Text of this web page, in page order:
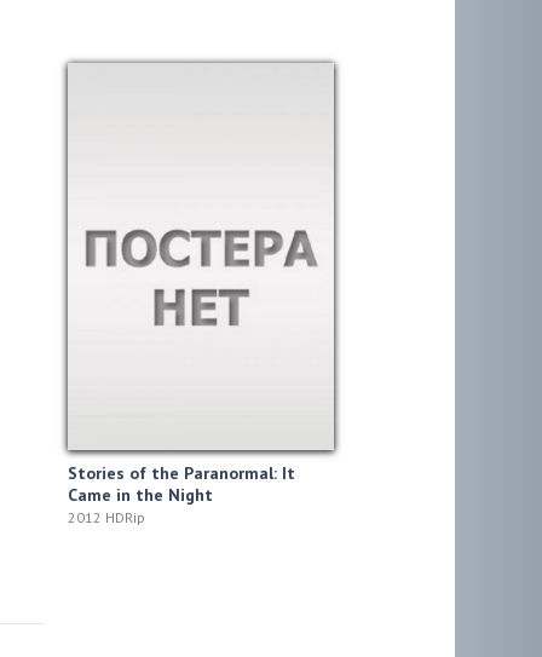
Stories of the Paranormal: It
Came in the Night
2012 HDRip